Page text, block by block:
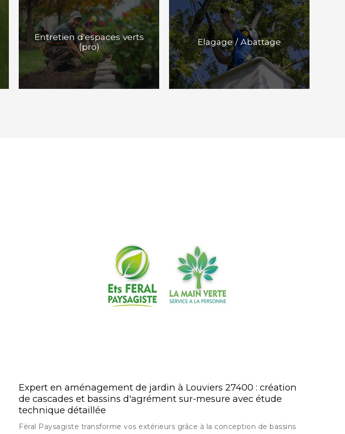
Entretien d'espaces verts
(pro)
Elagage / Abattage
Expert en aménagement de jardin à Louviers 27400 : création
de cascades et bassins d'agrément sur-mesure avec étude
technique détaillée
Féral Paysagiste transforme vos extérieurs grâce à la conception de bassins